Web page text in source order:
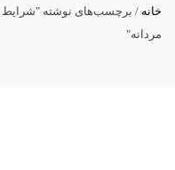
خانه / برچسب‌های نوشته "شرایط
مردانه"